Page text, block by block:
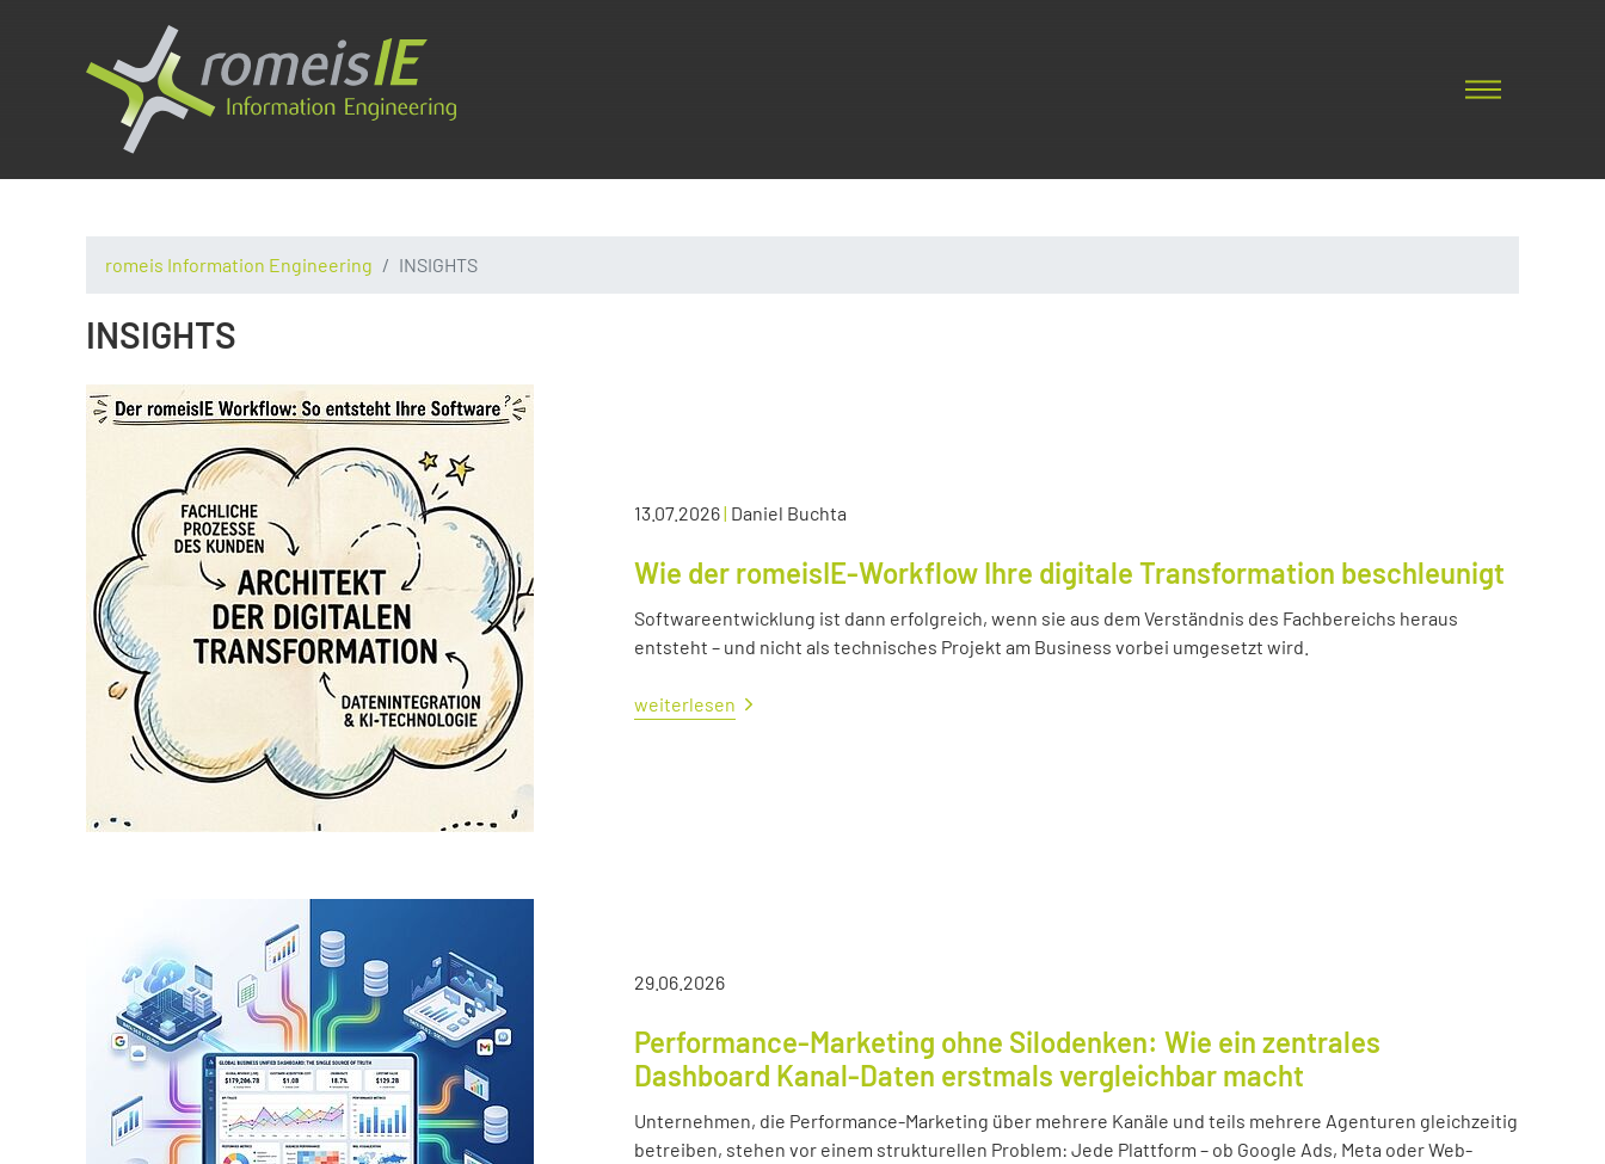
romeis Information Engineering INSIGHTS
INSIGHTS
13.07.2026| Daniel Buchta
Wie der romeisIE-Workflow Ihre digitale Transformation beschleunigt
Softwareentwicklung ist dann erfolgreich, wenn sie aus dem Verständnis des Fachbereichs heraus
entsteht – und nicht als technisches Projekt am Business vorbei umgesetzt wird.
weiterlesen
29.06.2026
Performance-Marketing ohne Silodenken: Wie ein zentrales
Dashboard Kanal-Daten erstmals vergleichbar macht
Unternehmen, die Performance-Marketing über mehrere Kanäle und teils mehrere Agenturen gleichzeitig
betreiben, stehen vor einem strukturellen Problem: Jede Plattform – ob Google Ads, Meta oder Web-